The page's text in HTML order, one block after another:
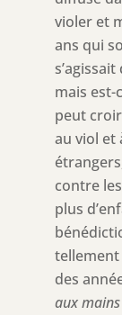
violer et
ans qui
mais est-
peut
au viol et
contre
plus
tellement
des
aux